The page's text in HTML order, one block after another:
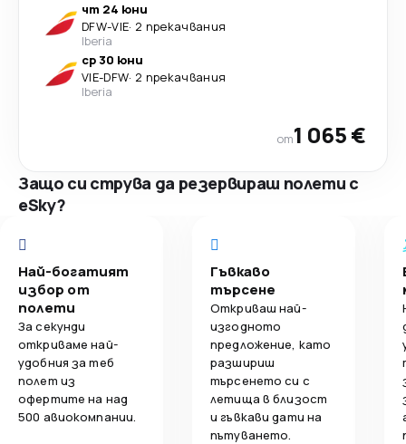
чт 24 юни
DFW-VIE· 2 прекачвания
Iberia
ср 30 юни
VIE-DFW· 2 прекачвания
Iberia
от1 065 €
Защо си струва да резервираш полети с
eSky?
Най-богатият
избор от
полети
За секунди
откриваме най-
удобния за теб
полет из
офертите на над
500 авиокомпании.
Гъвкаво
търсене
Откриваш най-
изгодното
предложение, като
разшириш
търсенето си с
летища в близост
и гъвкави дати на
пътуването.